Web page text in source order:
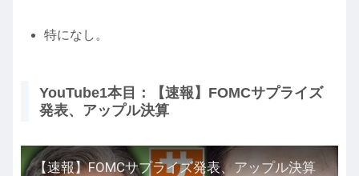
特になし。
YouTube1本目：【速報】FOMCサプライズ
発表、アップル決算
【速報】FOMCサプライズ発表、アップル決算